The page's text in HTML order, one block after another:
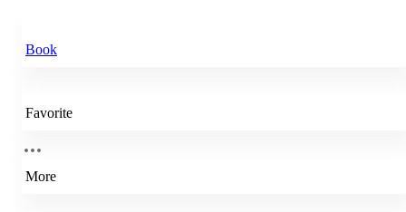
Book
Favorite
More